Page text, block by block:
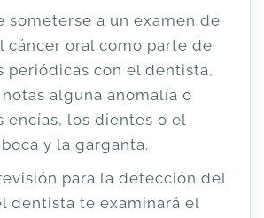
someterse a un examen de
cáncer oral como parte de
periódicas con el dentista,
alguna anomalía o
encías, los dientes o el
y la garganta.
para la detección del
dentista te examinará el